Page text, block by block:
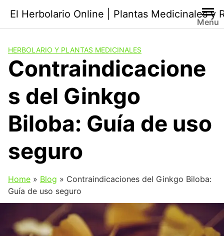
contenido
El Herbolario Online | Plantas Medicinales y
Menu
HERBOLARIO Y PLANTAS MEDICINALES
Contraindicacione
s del Ginkgo
Biloba: Guía de uso
seguro
Home » Blog » Contraindicaciones del Ginkgo Biloba:
Guía de uso seguro